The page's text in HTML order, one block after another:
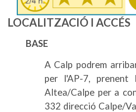
LOCALITZACIÓ I ACCÉS
BASE
A Calp podrem
per l'AP-7, prenent
Altea/Calpe per a
332 direcció Calpe/